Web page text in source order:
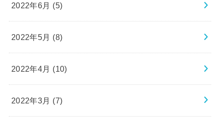
2022年6月 (5)
2022年5月 (8)
2022年4月 (10)
2022年3月 (7)